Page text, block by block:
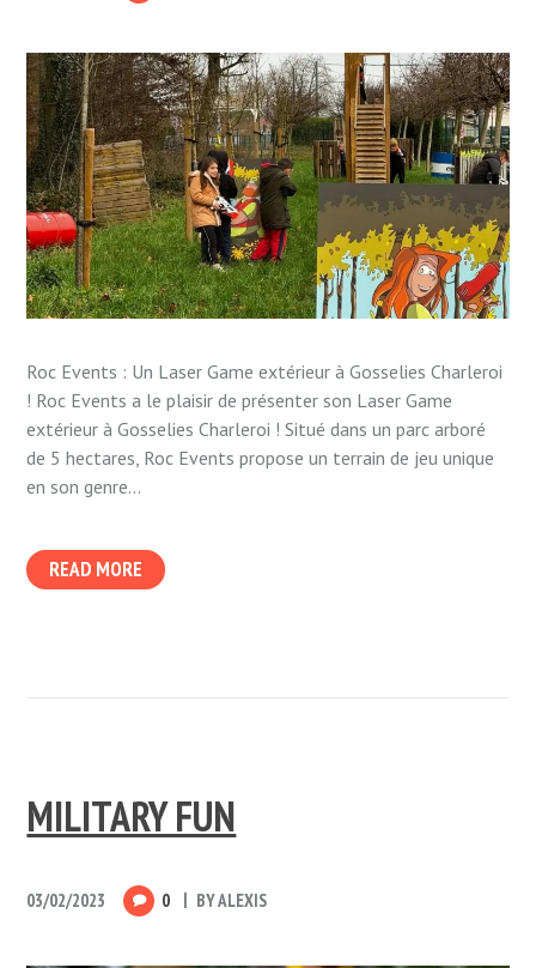
Roc Events : Un Laser Game extérieur à Gosselies Charleroi
! Roc Events a le plaisir de présenter son Laser Game
extérieur à Gosselies Charleroi ! Situé dans un parc arboré
de 5 hectares, Roc Events propose un terrain de jeu unique
en son genre...
READ MORE
MILITARY FUN
03/02/2023 0 BYALEXIS